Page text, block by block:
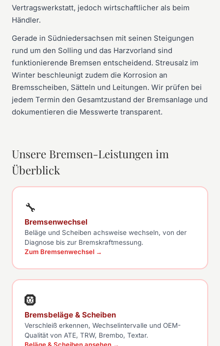
Vertragswerkstatt, jedoch wirtschaftlicher als beim
Händler.
Gerade in Südniedersachsen mit seinen Steigungen
rund um den Solling und das Harzvorland sind
funktionierende Bremsen entscheidend. Streusalz im
Winter beschleunigt zudem die Korrosion an
Bremsscheiben, Sätteln und Leitungen. Wir prüfen bei
jedem Termin den Gesamtzustand der Bremsanlage und
dokumentieren die Messwerte transparent.
Unsere Bremsen-Leistungen im
Überblick
🔧
Bremsenwechsel
Beläge und Scheiben achsweise wechseln, von der
Diagnose bis zur Bremskraftmessung.
Zum Bremsenwechsel →
🛞
Bremsbeläge & Scheiben
Verschleiß erkennen, Wechselintervalle und OEM-
Qualität von ATE, TRW, Brembo, Textar.